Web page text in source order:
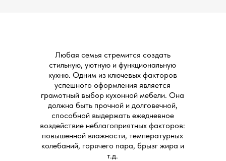
Любая семья стремится создать
стильную, уютную и функциональную
кухню. Одним из ключевых факторов
успешного оформления является
грамотный выбор кухонной мебели. Она
должна быть прочной и долговечной,
способной выдержать ежедневное
воздействие неблагоприятных факторов:
повышенной влажности, температурных
колебаний, горячего пара, брызг жира и
т.д.